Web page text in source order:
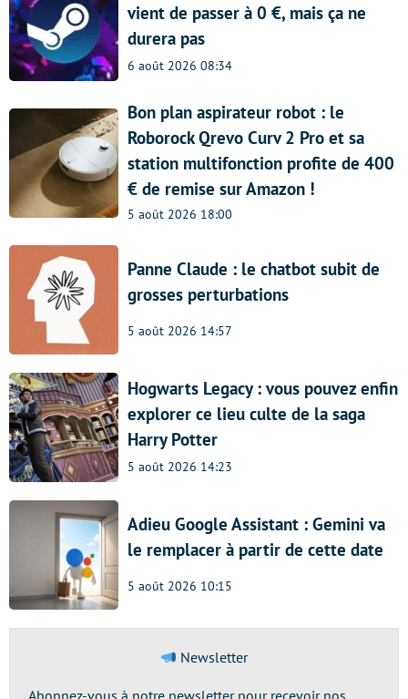
vient de passer à 0 €, mais ça ne
durera pas
6 août 2026 08:34
Bon plan aspirateur robot : le
Roborock Qrevo Curv 2 Pro et sa
station multifonction profite de 400
€ de remise sur Amazon !
5 août 2026 18:00
Panne Claude : le chatbot subit de
grosses perturbations
5 août 2026 14:57
Hogwarts Legacy : vous pouvez enfin
explorer ce lieu culte de la saga
Harry Potter
5 août 2026 14:23
Adieu Google Assistant : Gemini va
le remplacer à partir de cette date
5 août 2026 10:15
Newsletter
Abonnez-vous à notre newsletter pour recevoir nos